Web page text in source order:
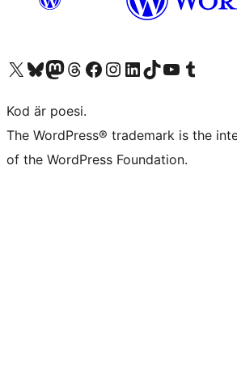
Besök vår X-konto (f.d. Twitter)
Besök vårt Bluesky-konto
Besök vårt Mastodon-konto
Besök vårt Thread-konto
Besök vår Facebook-sidaBesök vårt Instagram-konto
Besök vårt LinkedIn-konto
Besök vårt TikTok-konto
Besök vår YouTube-kanalBesök vårt Tumblr-konto
Kod är poesi.
The WordPress® trademark is the
of the WordPress Foundation.